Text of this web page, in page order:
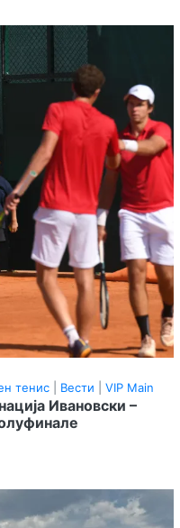
тенис| Вести VIP Main
Ивановски –